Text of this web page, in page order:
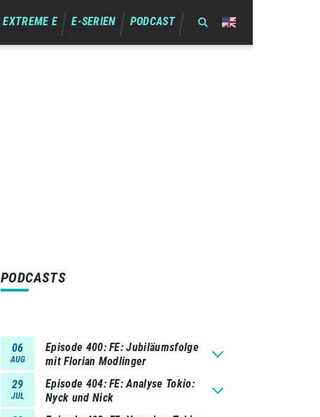
EXTREME E E-SERIEN PODCAST
PODCASTS
06
AUG
Episode 400 FE: Jubiläumsfolge
mit Florian Modlinger
29
JUL
Episode 404 FE: Analyse Tokio:
Nyck und Nick